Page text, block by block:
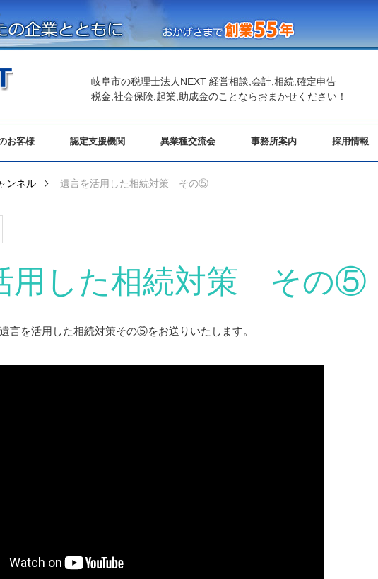
岐阜市の税理士法人NEXT 経営相談,会計,相続,確定申告
税金,社会保険,起業,助成金のことならおまかせください！
お客様 認定支援機関 異業種交流会 事務所案内 採用情報
ンネル 遺言を活用した相続対策 その⑤
用した相続対策 その⑤
遺言を活用した相続対策その⑤をお送りいたします。